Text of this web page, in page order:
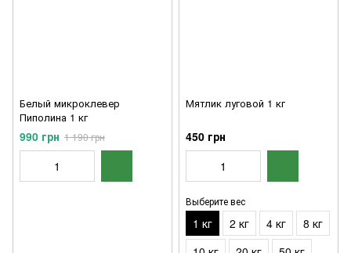
Белый микроклевер
Пиполина 1 кг
990 грн 1 190 грн
Мятлик луговой 1 кг
450 грн
Выберите вес
1 кг 2 кг 4 кг
8 кг